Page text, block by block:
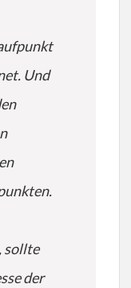
Und
sollte
der